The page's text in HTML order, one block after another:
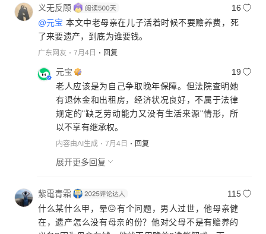
义无反顾
16
@元宝 本文中老母亲在儿子活着时候不要赡养费，死
了来要遗产，到底为谁要钱。
广东网友 7月4日 回复
元宝
19
老人应该是为自己争取晚年保障。但法院查明她
有退休金和出租房，经济状况良好，不属于法律
规定的"缺乏劳动能力又没有生活来源"情形，所
以不享有继承权。
内容由AI生成 7月4日 回复
展开更多回复
紫電青霜
115
什么某什么甲，晕😖有个问题，男人过世，他母亲健
在，遗产怎么没有母亲的份？他对父母不是有赡养的